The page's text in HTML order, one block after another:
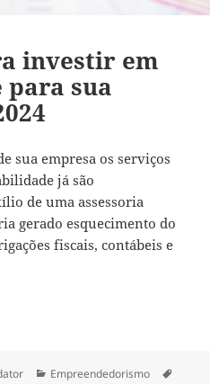
investir em
sua
sua empresa os serviços
já são
de uma assessoria
gerado esquecimento do
fiscais, contábeis e
para investir em
Categorias
Empreendedorismo